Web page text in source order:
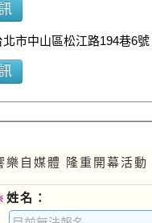
市中山區松江路194巷6號
樂自媒體 隆重開幕活動
姓名：